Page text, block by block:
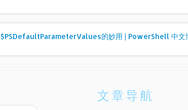
的妙用 | PowerShell 中文
文章导航